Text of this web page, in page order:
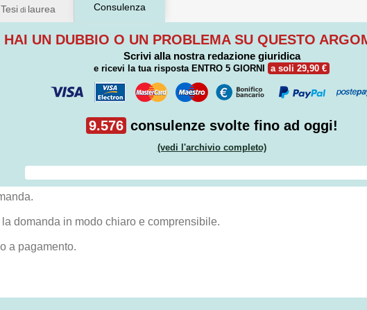
Tesidi laurea Consulenza
HAI UN DUBBIO O UN PROBLEMA SU QUESTO
Scrivi alla nostra redazione giuridica
e ricevi la tua risposta ENTRO 5 GIORNI a soli 29,90 €
9.576 consulenze svolte fino ad oggi!
(vedi l'archivio completo)